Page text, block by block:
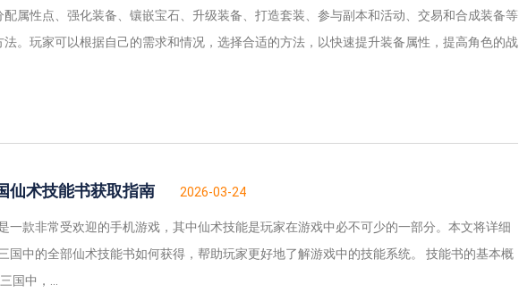
属性点、强化装备、镶嵌宝石、升级装备、打造套装、参与副本和活动、交易和合成装备等
。玩家可以根据自己的需求和情况，选择合适的方法，以快速提升装备属性，提高角色的战
仙术技能书获取指南 2026-03-24
一款非常受欢迎的手机游戏，其中仙术技能是玩家在游戏中必不可少的一部分。本文将详细
国中的全部仙术技能书如何获得，帮助玩家更好地了解游戏中的技能系统。 技能书的基本概
国中，...